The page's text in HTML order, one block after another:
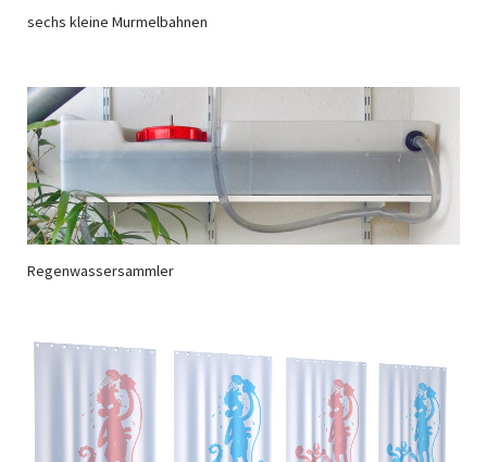
sechs kleine Murmelbahnen
Regenwassersammler